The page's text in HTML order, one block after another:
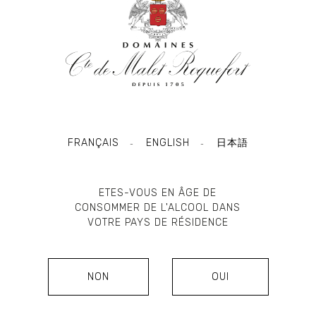
La Comtesse de Malet Roquefort est née en
2012, lorsque la Famille décide de rendre
FRANÇAIS - ENGLISH - 日本語
ETES-VOUS EN ÂGE DE
CONSOMMER DE L'ALCOOL DANS
VOTRE PAYS DE RÉSIDENCE
NON OUI